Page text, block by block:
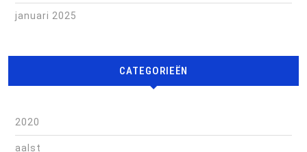
januari 2025
CATEGORIEËN
2020
aalst